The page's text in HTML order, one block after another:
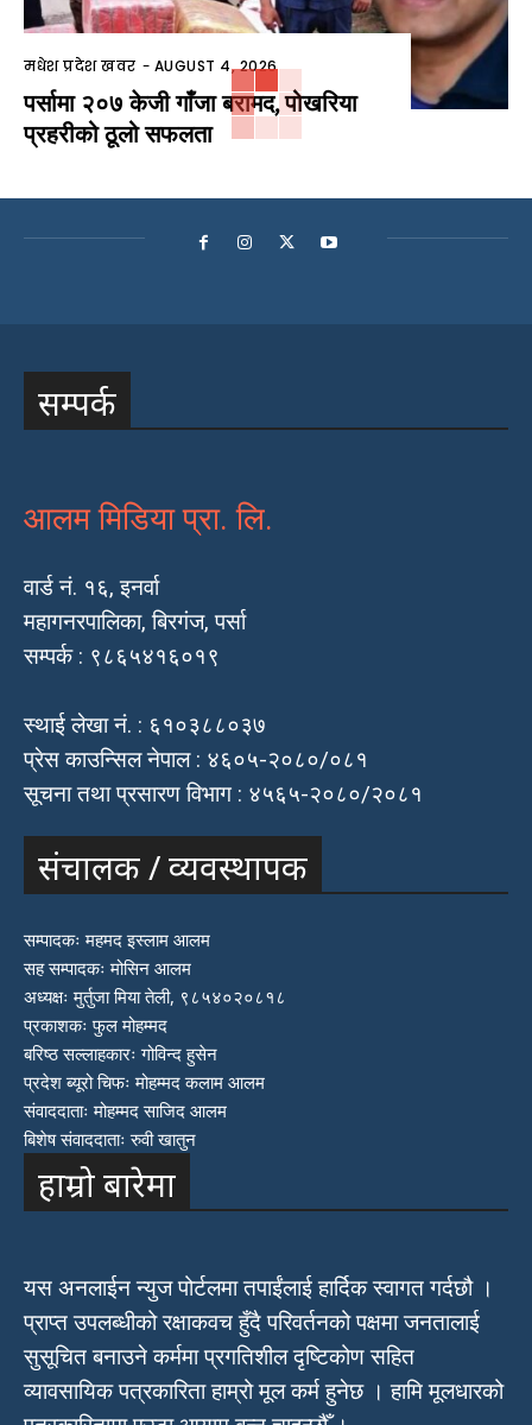
मधेश प्रदेश खवर - AUGUST 4, 2026
पर्सामा २०७ केजी गाँजा बरामद, पोखरिया
प्रहरीको ठूलो सफलता
सम्पर्क
आलम मिडिया प्रा. लि.
वार्ड नं. १६, इनर्वा
महागनरपालिका, बिरगंज, पर्सा
सम्पर्क : ९८६५४१६०१९
स्थाई लेखा नं. : ६१०३८८०३७
प्रेस काउन्सिल नेपाल : ४६०५-२०८०/०८१
सूचना तथा प्रसारण विभाग : ४५६५-२०८०/२०८१
संचालक / व्यवस्थापक
सम्पादकः महमद इस्लाम आलम
सह सम्पादकः मोसिन आलम
अध्यक्षः मुर्तुजा मिया तेली, ९८५४०२०८१८
प्रकाशकः फुल मोहम्मद
बरिष्ठ सल्लाहकारः गोविन्द हुसेन
प्रदेश ब्यूरो चिफः मोहम्मद कलाम आलम
संवाददाताः मोहम्मद साजिद आलम
बिशेष संवाददाताः रुवी खातुन
हाम्रो बारेमा
यस अनलाईन न्युज पोर्टलमा तपाईंलाई हार्दिक स्वागत गर्दछौ ।
प्राप्त उपलब्धीको रक्षाकवच हुँदै परिवर्तनको पक्षमा जनतालाई
सुसूचित बनाउने कर्ममा प्रगतिशील दृष्टिकोण सहित
व्यावसायिक पत्रकारिता हाम्रो मूल कर्म हुनेछ । हामि मूलधारको